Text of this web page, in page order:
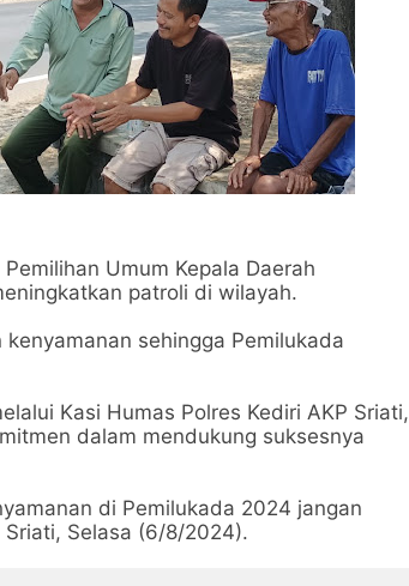
Umum Kepala Daerah
patroli di wilayah.
sehingga Pemilukada
Kasi Humas Polres Kediri AKP Sriati,
dalam mendukung suksesnya
di Pemilukada 2024 jangan
Selasa (6/8/2024).